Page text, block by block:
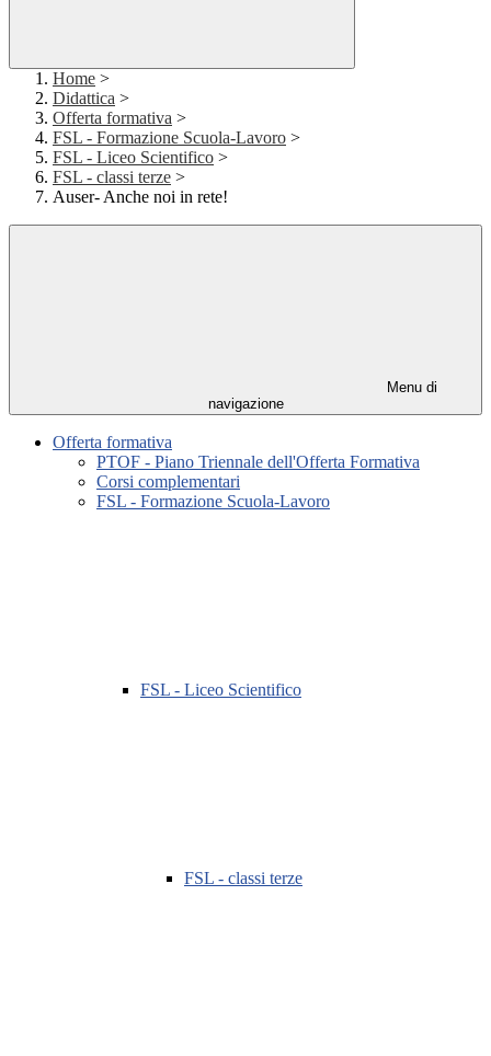
Home >
Didattica >
Offerta formativa >
FSL - Formazione Scuola-Lavoro >
FSL - Liceo Scientifico >
FSL - classi terze >
Auser- Anche noi in rete!
Menu di
navigazione
Offerta formativa
PTOF - Piano Triennale dell'Offerta Formativa
Corsi complementari
FSL - Formazione Scuola-Lavoro
FSL - Liceo Scientifico
FSL - classi terze